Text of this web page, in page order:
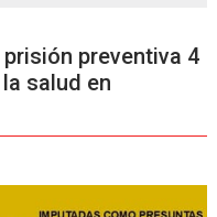
preventiva 4
salud en